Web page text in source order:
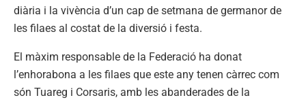
diària i la vivència d’un cap de setmana de germanor de
les filaes al costat de la diversió i festa.
El màxim responsable de la Federació ha donat
l’enhorabona a les filaes que este any tenen càrrec com
són Tuareg i Corsaris, amb les abanderades de la